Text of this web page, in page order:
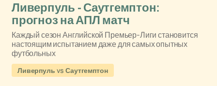
Ливерпуль - Саутгемптон:
прогноз на АПЛ матч
Каждый сезон Английской Премьер-Лиги становится
настоящим испытанием даже для самых опытных
футбольных
Ливерпуль vs Саутгемптон